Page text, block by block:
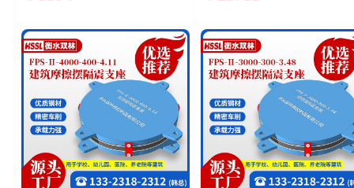
400-4.11生产厂家
350-3.81源头工厂